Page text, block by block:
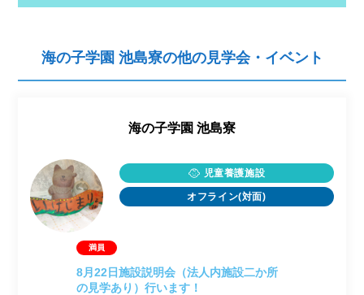
海の子学園 池島寮の他の見学会・イベント
海の子学園 池島寮
児童養護施設
オフライン(対面)
8月22日施設説明会（法人内施設二か所
の見学あり）行います！